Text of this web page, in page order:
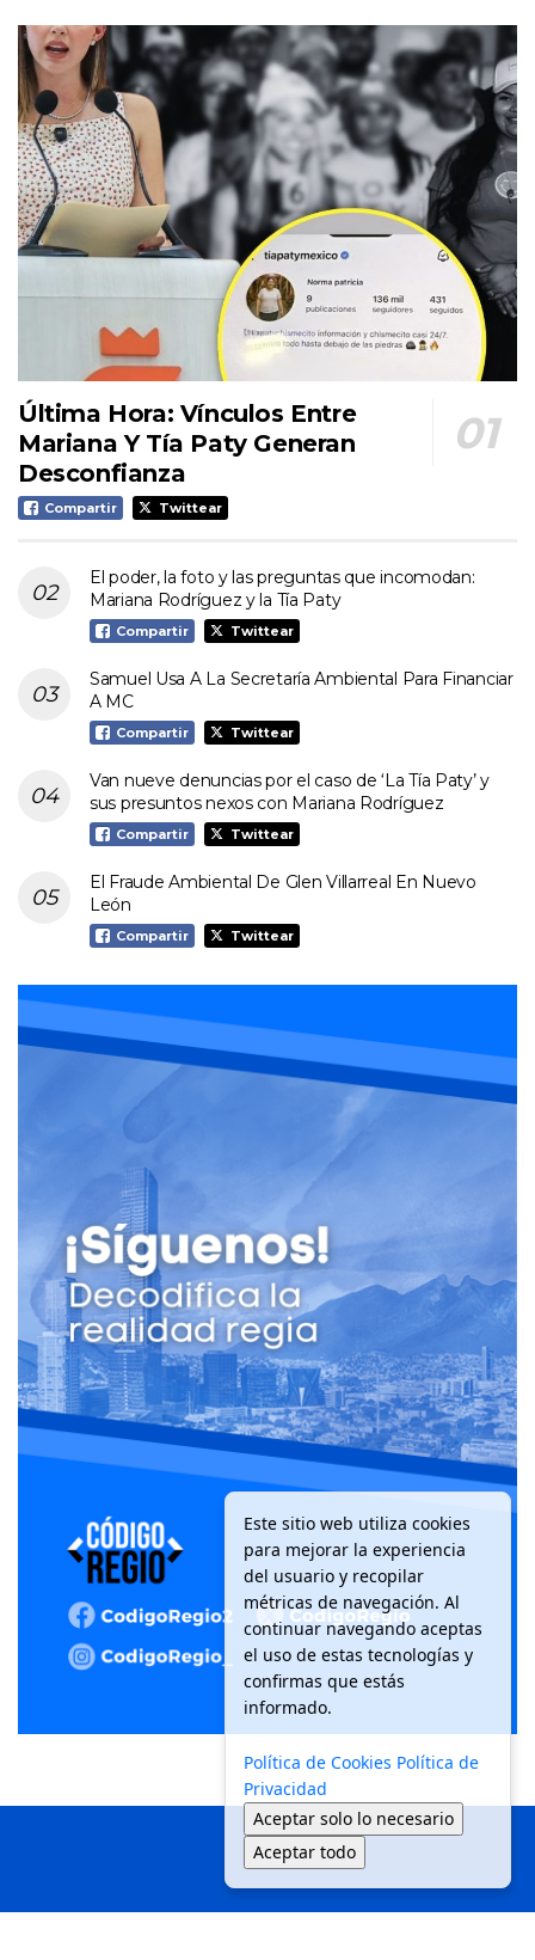
Última Hora: Vínculos Entre
Mariana Y Tía Paty Generan
Desconfianza
Compartir Twittear
El poder, la foto y las preguntas que incomodan:
Mariana Rodríguez y la Tía Paty
Compartir Twittear
Samuel Usa A La Secretaría Ambiental Para Financiar
A MC
Compartir Twittear
Van nueve denuncias por el caso de ‘La Tía Paty’ y
sus presuntos nexos con Mariana Rodríguez
Compartir Twittear
El Fraude Ambiental De Glen Villarreal En Nuevo
León
Compartir Twittear
Este sitio web utiliza cookies
para mejorar la experiencia
del usuario y recopilar
métricas de navegación. Al
continuar navegando aceptas
el uso de estas tecnologías y
confirmas que estás
informado.
Política de Cookies Política de
Privacidad
Aceptar solo lo necesario
Aceptar todo